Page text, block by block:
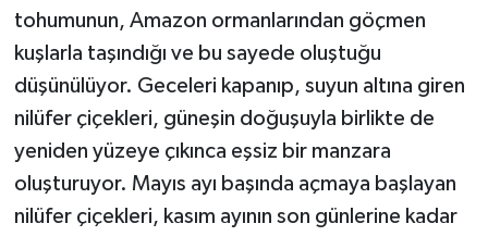
tohumunun, Amazon ormanlarından göçmen
kuşlarla taşındığı ve bu sayede oluştuğu
düşünülüyor. Geceleri kapanıp, suyun altına giren
nilüfer çiçekleri, güneşin doğuşuyla birlikte de
yeniden yüzeye çıkınca eşsiz bir manzara
oluşturuyor. Mayıs ayı başında açmaya başlayan
nilüfer çiçekleri, kasım ayının son günlerine kadar